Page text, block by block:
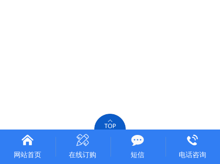
网站首页 在线订购 短信 电话咨询